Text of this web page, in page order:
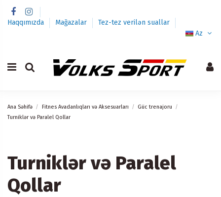
Haqqımızda Mağazalar
Tez-tez verilən suallar
Az
Ana Səhifə Fitnes Avadanlıqları və Aksesuarları
Güc trenajoru
Turniklər və Paralel Qollar
Turniklər və Paralel
Qollar